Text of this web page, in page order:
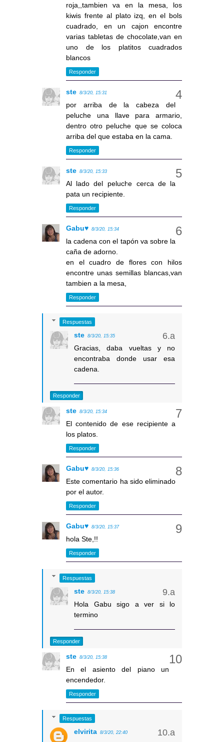
roja,,tambien va en la mesa, los
kiwis frente al plato izq, en el bols
cuadrado, en un cajon encontre
varias tabletas de chocolate,van en
uno de los platitos cuadrados
blancos
Responder
ste 8/3/20, 15:31
por arriba de la cabeza del
peluche una llave para armario,
dentro otro peluche que se coloca
arriba del que estaba en la cama.
Responder
ste 8/3/20, 15:33
Al lado del peluche cerca de la
pata un recipiente.
Responder
Gabu♥ 8/3/20, 15:34
la cadena con el tapón va sobre la
caña de adorno.
en el cuadro de flores con hilos
encontre unas semillas blancas,van
tambien a la mesa,
Responder
Respuestas
ste 8/3/20, 15:35
Gracias, daba vueltas y no
encontraba donde usar esa
cadena.
Responder
ste 8/3/20, 15:34
El contenido de ese recipiente a
los platos.
Responder
Gabu♥ 8/3/20, 15:36
Este comentario ha sido eliminado
por el autor.
Responder
Gabu♥ 8/3/20, 15:37
hola Ste,!!
Responder
Respuestas
ste 8/3/20, 15:38
Hola Gabu sigo a ver si lo
termino
Responder
ste 8/3/20, 15:38
En el asiento del piano un
encendedor.
Responder
Respuestas
elvirita 8/3/20, 22:40